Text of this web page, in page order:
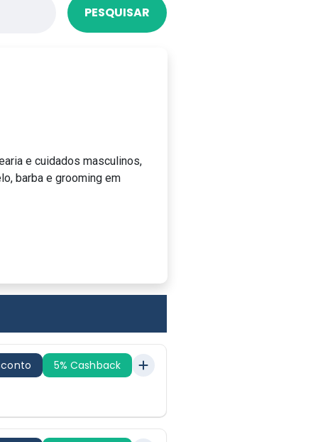
PESQUISAR
e cuidados masculinos,
barba e grooming em
5% Cashback